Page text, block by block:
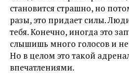
становится страшно, но
разы, это придает силы.
тебя. Конечно, иногда это
слышишь много голосов и не
Но в целом это такой
впечатлениями.